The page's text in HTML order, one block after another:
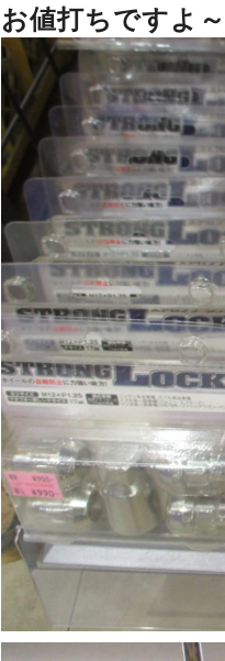
お値打ちですよ～